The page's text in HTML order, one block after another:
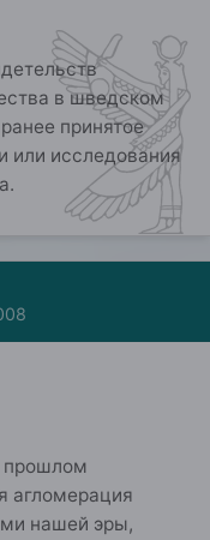
в шведском
принятое
или исследования
прошлом
агломерация
нашей эры,